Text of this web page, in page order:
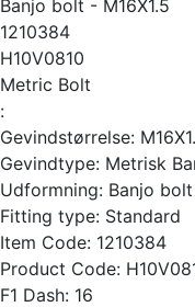
Banjo bolt - M16X1.5
1210384
H10V0810
Metric Bolt
:
Gevindstørrelse:
Gevindtype: Metrisk
Udformning: Banjo bolt
Fitting type: Standard
Item Code: 1210384
Product Code:
F1 Dash: 16